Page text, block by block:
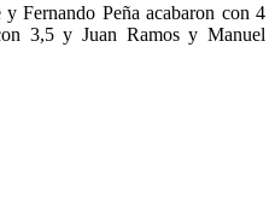
Fernando Peña acabaron con 4
3,5 y Juan Ramos y Manuel